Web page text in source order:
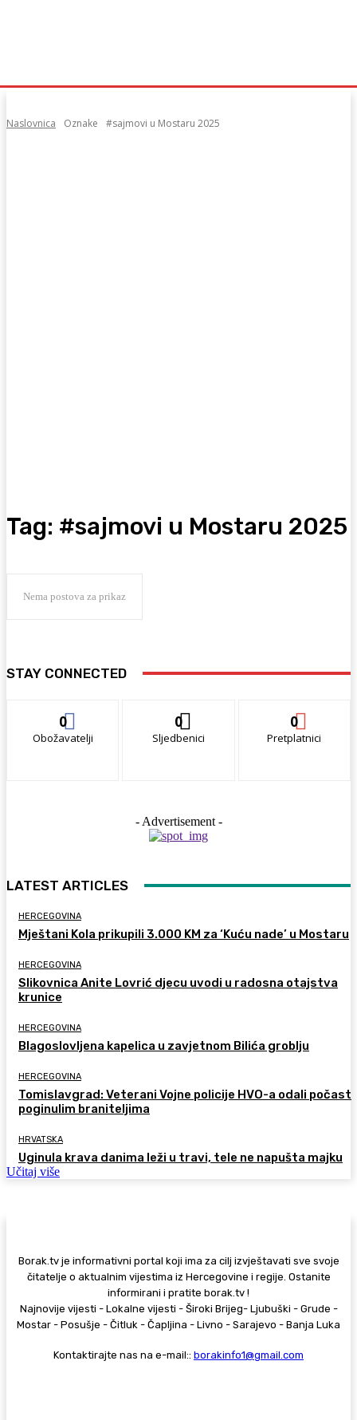
Naslovnica Oznake #sajmovi u Mostaru 2025
Tag: #sajmovi u Mostaru 2025
Nema postova za prikaz
STAY CONNECTED
0
Obožavatelji
0
Sljedbenici
0
Pretplatnici
- Advertisement -
LATEST ARTICLES
HERCEGOVINA
Mještani Kola prikupili 3.000 KM za ‘Kuću nade’ u Mostaru
HERCEGOVINA
Slikovnica Anite Lovrić djecu uvodi u radosna otajstva
krunice
HERCEGOVINA
Blagoslovljena kapelica u zavjetnom Bilića groblju
HERCEGOVINA
Tomislavgrad: Veterani Vojne policije HVO-a odali počast
poginulim braniteljima
HRVATSKA
Uginula krava danima leži u travi, tele ne napušta majku
Učitaj više
Borak.tv je informativni portal koji ima za cilj izvještavati sve svoje
čitatelje o aktualnim vijestima iz Hercegovine i regije. Ostanite
informirani i pratite borak.tv !
Najnovije vijesti - Lokalne vijesti - Široki Brijeg- Ljubuški - Grude -
Mostar - Posušje - Čitluk - Čapljina - Livno - Sarajevo - Banja Luka
Kontaktirajte nas na e-mail:: borakinfo1@gmail.com